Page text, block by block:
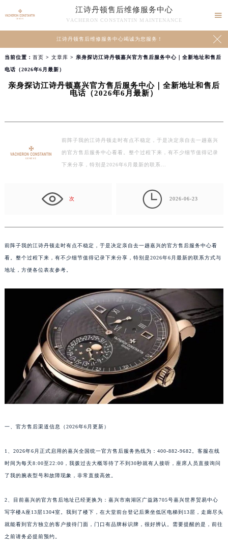
江诗丹顿售后维修服务中心
VACHERON CONSTANTIN MAINTENANCE

江诗丹顿售后维修服务中心竭诚为您服务！ 
当前位置： 首页 > 文章库 > 亲身探访江诗丹顿嘉兴官方售后服务中心｜全新地址和售后
电话（2026年6月最新）
亲身探访江诗丹顿嘉兴官方售后服务中心｜全新地址和售后
电话（2026年6月最新）
前阵子我的江诗丹顿走时有点不稳定，于是决定亲自去一趟嘉兴
的官方售后服务中心看看。整个过程下来，有不少细节值得记录
下来分享，特别是2026年6月最新的联系…
次  2026-06-23
前阵子我的江诗丹顿走时有点不稳定，于是决定亲自去一趟嘉兴的官方售后服务中心看
看。整个过程下来，有不少细节值得记录下来分享，特别是2026年6月最新的联系方式与
地址，方便各位表友参考。
一、官方售后渠道信息（2026年6月更新）
1、2026年6月正式启用的嘉兴全国统一官方售后服务热线为：400-882-9682。客服在线
时间为每天8:00至22:00，我拨过去大概等待了不到30秒就有人接听，座席人员直接询问
了我的腕表型号和故障现象，非常直接高效。
2、目前嘉兴的官方售后地址已经更换为：嘉兴市南湖区广益路705号嘉兴世界贸易中心
写字楼A座13层1304室。我到了楼下，在大堂前台登记后乘坐低区电梯到13层，走廊尽头
就能看到官方独立的客户接待门面，门口有品牌标识牌，很好辨认。需要提醒的是，前往
之前请务必提前预约。